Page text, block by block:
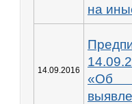
на
14.09.2016
«Об